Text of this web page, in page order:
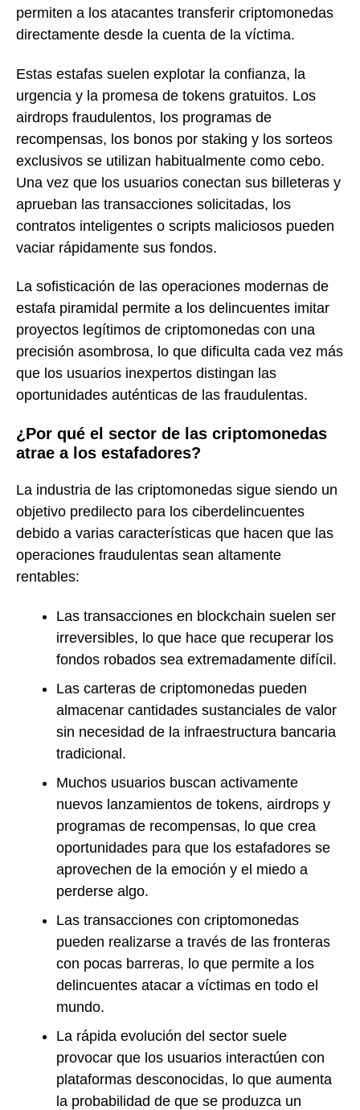
permiten a los atacantes transferir criptomonedas
directamente desde la cuenta de la víctima.
Estas estafas suelen explotar la confianza, la
urgencia y la promesa de tokens gratuitos. Los
airdrops fraudulentos, los programas de
recompensas, los bonos por staking y los sorteos
exclusivos se utilizan habitualmente como cebo.
Una vez que los usuarios conectan sus billeteras y
aprueban las transacciones solicitadas, los
contratos inteligentes o scripts maliciosos pueden
vaciar rápidamente sus fondos.
La sofisticación de las operaciones modernas de
estafa piramidal permite a los delincuentes imitar
proyectos legítimos de criptomonedas con una
precisión asombrosa, lo que dificulta cada vez más
que los usuarios inexpertos distingan las
oportunidades auténticas de las fraudulentas.
¿Por qué el sector de las criptomonedas
atrae a los estafadores?
La industria de las criptomonedas sigue siendo un
objetivo predilecto para los ciberdelincuentes
debido a varias características que hacen que las
operaciones fraudulentas sean altamente
rentables:
Las transacciones en blockchain suelen ser
irreversibles, lo que hace que recuperar los
fondos robados sea extremadamente difícil.
Las carteras de criptomonedas pueden
almacenar cantidades sustanciales de valor
sin necesidad de la infraestructura bancaria
tradicional.
Muchos usuarios buscan activamente
nuevos lanzamientos de tokens, airdrops y
programas de recompensas, lo que crea
oportunidades para que los estafadores se
aprovechen de la emoción y el miedo a
perderse algo.
Las transacciones con criptomonedas
pueden realizarse a través de las fronteras
con pocas barreras, lo que permite a los
delincuentes atacar a víctimas en todo el
mundo.
La rápida evolución del sector suele
provocar que los usuarios interactúen con
plataformas desconocidas, lo que aumenta
la probabilidad de que se produzca un